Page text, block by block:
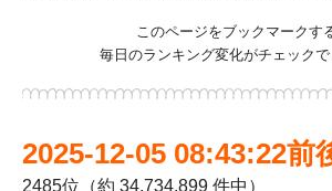
このページをブックマークす
毎日のランキング変化がチェックで
2025-12-05 08:43:22前
2485位（約 34,734,899 件中）